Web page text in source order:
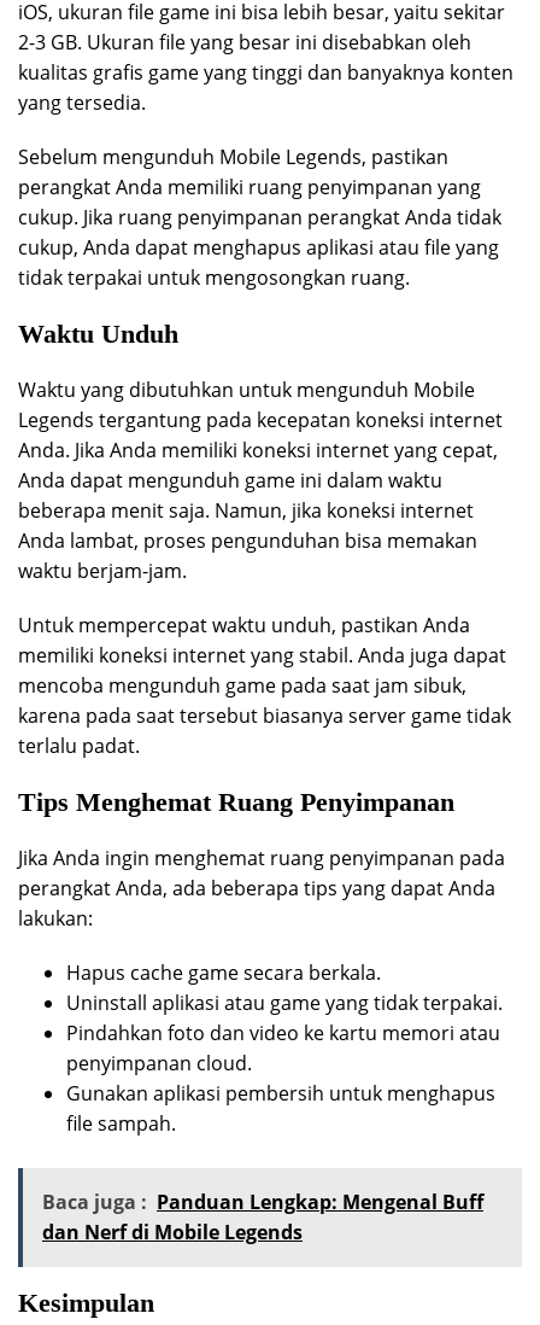
iOS, ukuran file game ini bisa lebih besar, yaitu sekitar
2-3 GB. Ukuran file yang besar ini disebabkan oleh
kualitas grafis game yang tinggi dan banyaknya konten
yang tersedia.
Sebelum mengunduh Mobile Legends, pastikan
perangkat Anda memiliki ruang penyimpanan yang
cukup. Jika ruang penyimpanan perangkat Anda tidak
cukup, Anda dapat menghapus aplikasi atau file yang
tidak terpakai untuk mengosongkan ruang.
Waktu Unduh
Waktu yang dibutuhkan untuk mengunduh Mobile
Legends tergantung pada kecepatan koneksi internet
Anda. Jika Anda memiliki koneksi internet yang cepat,
Anda dapat mengunduh game ini dalam waktu
beberapa menit saja. Namun, jika koneksi internet
Anda lambat, proses pengunduhan bisa memakan
waktu berjam-jam.
Untuk mempercepat waktu unduh, pastikan Anda
memiliki koneksi internet yang stabil. Anda juga dapat
mencoba mengunduh game pada saat jam sibuk,
karena pada saat tersebut biasanya server game tidak
terlalu padat.
Tips Menghemat Ruang Penyimpanan
Jika Anda ingin menghemat ruang penyimpanan pada
perangkat Anda, ada beberapa tips yang dapat Anda
lakukan:
Hapus cache game secara berkala.
Uninstall aplikasi atau game yang tidak terpakai.
Pindahkan foto dan video ke kartu memori atau
penyimpanan cloud.
Gunakan aplikasi pembersih untuk menghapus
file sampah.
Baca juga : Panduan Lengkap: Mengenal Buff
dan Nerf di Mobile Legends
Kesimpulan